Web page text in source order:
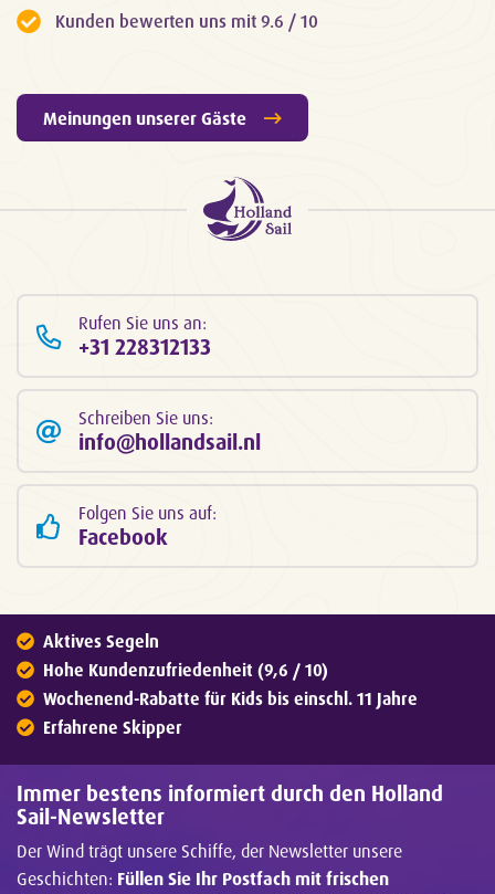
Kunden bewerten uns mit 9.6 / 10
Meinungen unserer Gäste
Rufen Sie uns an:
+31 228312133
Schreiben Sie uns:
info@hollandsail.nl
Folgen Sie uns auf:
Facebook
Aktives Segeln
Hohe Kundenzufriedenheit (9,6 / 10)
Wochenend-Rabatte für Kids bis einschl. 11 Jahre
Erfahrene Skipper
Immer bestens informiert durch den Holland
Sail-Newsletter
Der Wind trägt unsere Schiffe, der Newsletter unsere
Geschichten: Füllen Sie Ihr Postfach mit frischen